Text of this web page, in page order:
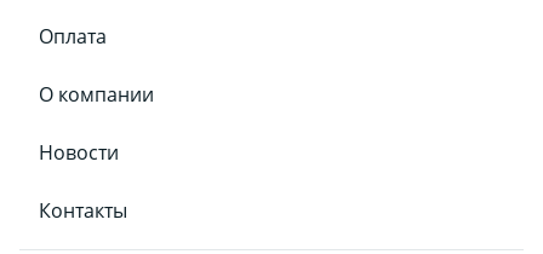
Оплата
О компании
Новости
Контакты